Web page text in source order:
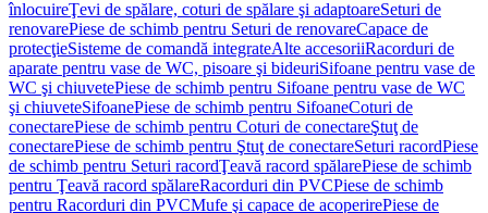
înlocuireŢevi de spălare, coturi de spălare şi adaptoareSeturi de
renovarePiese de schimb pentru Seturi de renovareCapace de
protecţieSisteme de comandă integrateAlte accesoriiRacorduri de
aparate pentru vase de WC, pisoare şi bideuriSifoane pentru vase de
WC şi chiuvetePiese de schimb pentru Sifoane pentru vase de WC
şi chiuveteSifoanePiese de schimb pentru SifoaneCoturi de
conectarePiese de schimb pentru Coturi de conectareŞtuţ de
conectarePiese de schimb pentru Ştuţ de conectareSeturi racordPiese
de schimb pentru Seturi racordŢeavă racord spălarePiese de schimb
pentru Ţeavă racord spălareRacorduri din PVCPiese de schimb
pentru Racorduri din PVCMufe şi capace de acoperirePiese de